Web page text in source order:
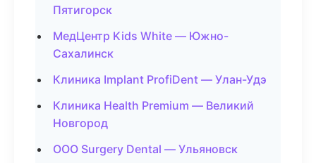
Пятигорск
МедЦентр Kids White — Южно-
Сахалинск
Клиника Implant ProfiDent — Улан-Удэ
Клиника Health Premium — Великий
Новгород
ООО Surgery Dental — Ульяновск